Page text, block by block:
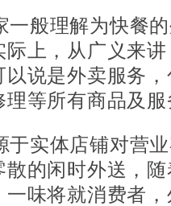
一般理解为快餐
际上，从广义来
以说是外卖服务
理等所有商品及
于实体店铺对营
散的闲时外送，
一味将就消费者